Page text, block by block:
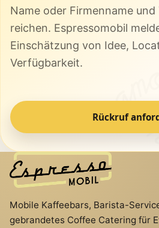
Name oder Firmenname
reichen. Espressomobil
Einschätzung von Idee,
Verfügbarkeit.
Rückruf
Mobile Kaffeebars, Barista-
gebrandetes Coffee Catering für